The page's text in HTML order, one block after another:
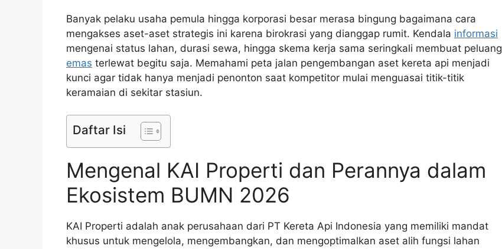
Banyak pelaku usaha pemula hingga korporasi besar merasa bingung bagaimana cara
mengakses aset-aset strategis ini karena birokrasi yang dianggap rumit. Kendala informasi
mengenai status lahan, durasi sewa, hingga skema kerja sama seringkali membuat peluang
emas terlewat begitu saja. Memahami peta jalan pengembangan aset kereta api menjadi
kunci agar tidak hanya menjadi penonton saat kompetitor mulai menguasai titik-titik
keramaian di sekitar stasiun.
Daftar Isi
Mengenal KAI Properti dan Perannya dalam
Ekosistem BUMN 2026
KAI Properti adalah anak perusahaan dari PT Kereta Api Indonesia yang memiliki mandat
khusus untuk mengelola, mengembangkan, dan mengoptimalkan aset alih fungsi lahan